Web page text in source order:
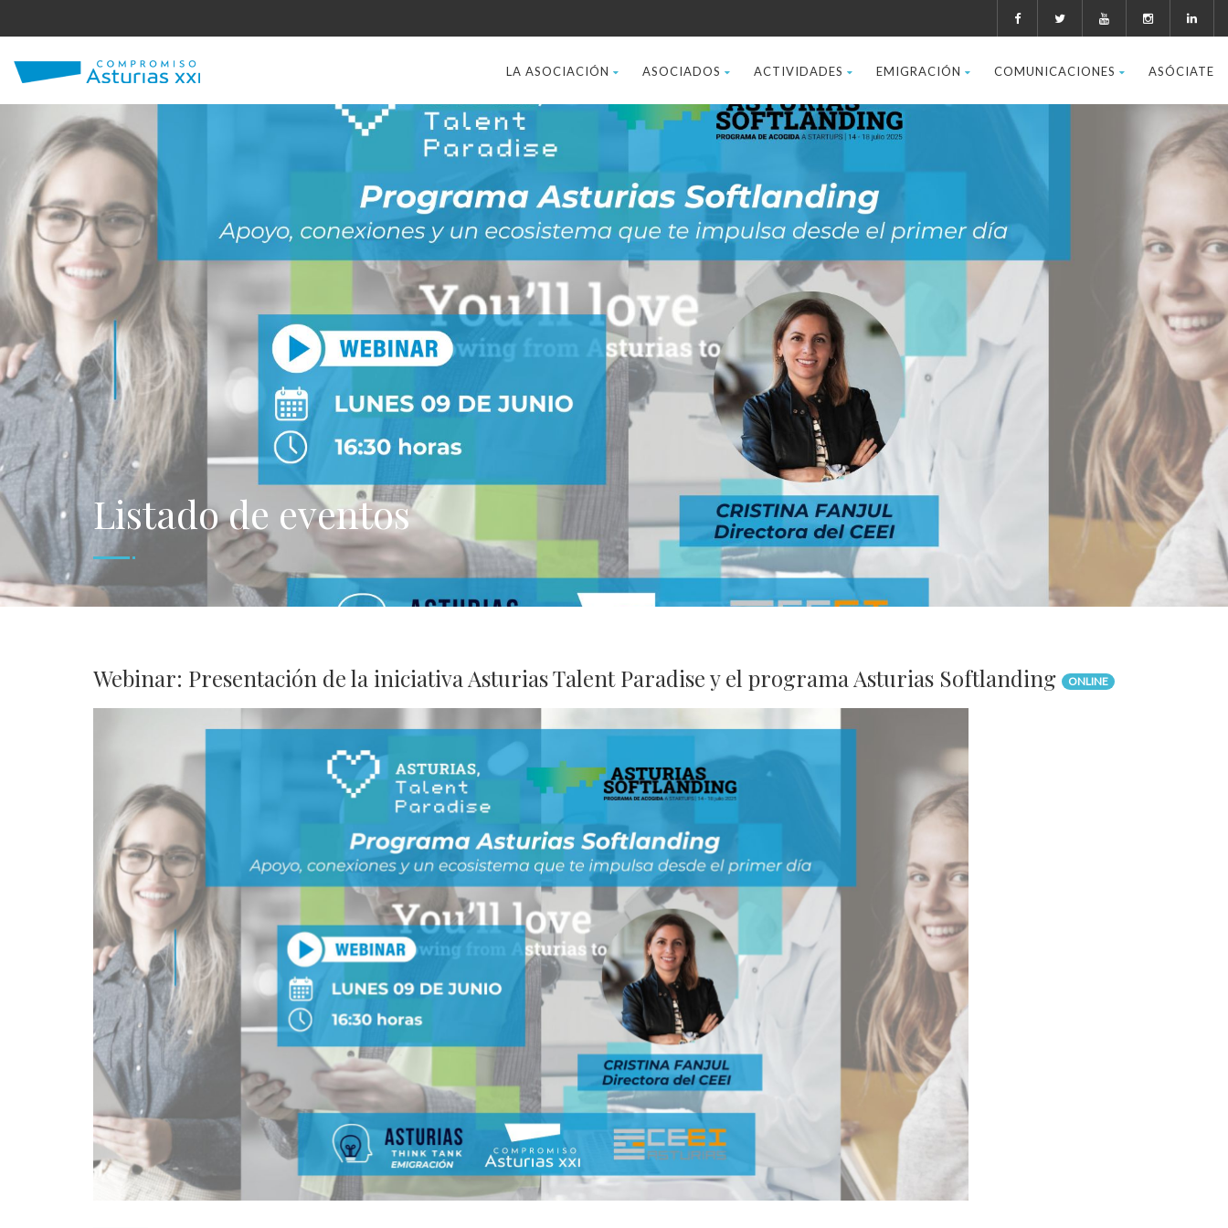
LA ASOCIACIÓN ASOCIADOS ACTIVIDADES EMIGRACIÓN COMUNICACIONES ASÓCIATE
Listado de eventos
Webinar: Presentación de la iniciativa Asturias Talent Paradise y el programa Asturias Softlanding ONLINE